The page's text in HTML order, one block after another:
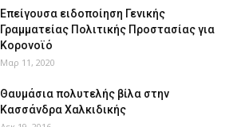
Επείγουσα ειδοποίηση Γενικής
Γραμματείας Πολιτικής Προστασίας για
Κορονοϊό
Μαρ 11, 2020
Θαυμάσια πολυτελής βίλα στην
Κασσάνδρα Χαλκιδικής